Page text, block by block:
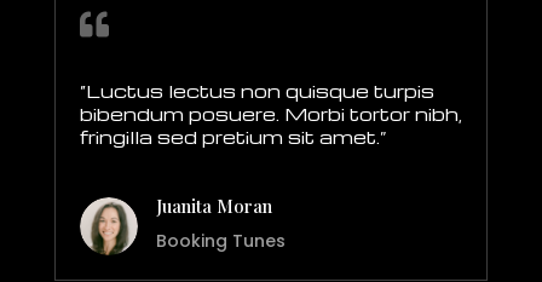

“Luctus lectus non quisque turpis
bibendum posuere. Morbi tortor nibh,
fringilla sed pretium sit amet.”
Juanita Moran
Booking Tunes